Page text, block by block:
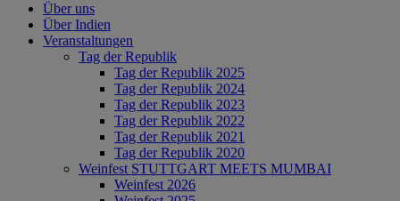
Über uns
Über Indien
Veranstaltungen
Tag der Republik
Tag der Republik 2025
Tag der Republik 2024
Tag der Republik 2023
Tag der Republik 2022
Tag der Republik 2021
Tag der Republik 2020
Weinfest STUTTGART MEETS MUMBAI
Weinfest 2026